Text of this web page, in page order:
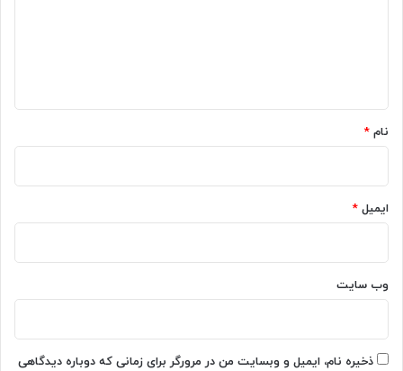
نام *
ایمیل *
وب‌ سایت
ذخیره نام، ایمیل و وبسایت من در مرورگر برای زمانی که دوباره دیدگاهی